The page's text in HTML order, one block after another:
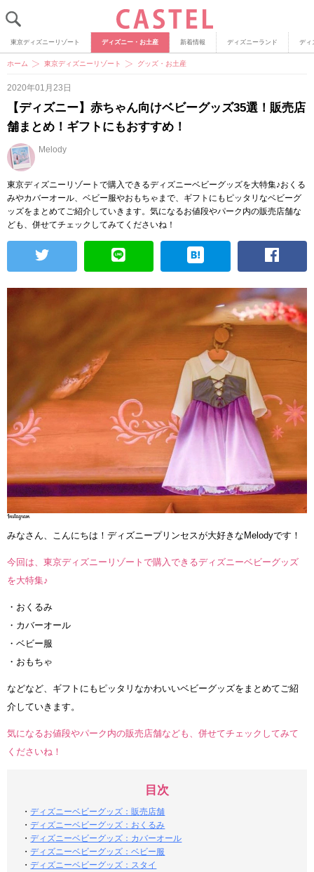
東京ディズニーリゾート ディズニー・お土産 新着情報 ディズニーランド ディ
ホーム 東京ディズニーリゾート グッズ・お土産
2020年01月23日
【ディズニー】赤ちゃん向けベビーグッズ35選！販売店
舗まとめ！ギフトにもおすすめ！
Melody
東京ディズニーリゾートで購入できるディズニーベビーグッズを大特集♪おくる
みやカバーオール、ベビー服やおもちゃまで、ギフトにもピッタリなベビーグ
ッズをまとめてご紹介していきます。気になるお値段やパーク内の販売店舗な
ども、併せてチェックしてみてくださいね！
みなさん、こんにちは！ディズニープリンセスが大好きなMelodyです！
今回は、東京ディズニーリゾートで購入できるディズニーベビーグッズ
を大特集♪
・おくるみ
・カバーオール
・ベビー服
・おもちゃ
などなど、ギフトにもピッタリなかわいいベビーグッズをまとめてご紹
介していきます。
気になるお値段やパーク内の販売店舗なども、併せてチェックしてみて
くださいね！
目次
・ディズニーベビーグッズ：販売店舗
・ディズニーベビーグッズ：おくるみ
・ディズニーベビーグッズ：カバーオール
・ディズニーベビーグッズ：ベビー服
・ディズニーベビーグッズ：スタイ